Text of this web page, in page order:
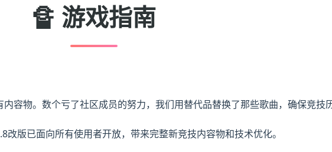
🔏 游戏指南
容物。数个亏了社区成员的努力，我们用替代品替换了那些歌曲，确保竞技
版已面向所有使用者开放，带来完整新竞技内容物和技术优化。